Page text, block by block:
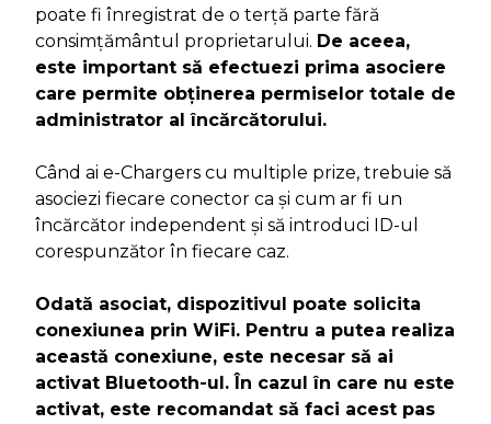
poate fi înregistrat de o terță parte fără
consimțământul proprietarului. De aceea,
este important să efectuezi prima asociere
care permite obținerea permiselor totale de
administrator al încărcătorului.
Când ai e-Chargers cu multiple prize, trebuie să
asociezi fiecare conector ca și cum ar fi un
încărcător independent și să introduci ID-ul
corespunzător în fiecare caz.
Odată asociat, dispozitivul poate solicita
conexiunea prin WiFi. Pentru a putea realiza
această conexiune, este necesar să ai
activat Bluetooth-ul. În cazul în care nu este
activat, este recomandat să faci acest pas